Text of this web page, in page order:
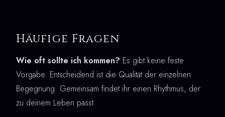
Häufige Fragen
Wie oft sollte ich kommen? Es gibt keine feste
Vorgabe. Entscheidend ist die Qualität der einzelnen
Begegnung. Gemeinsam findet ihr einen Rhythmus, der
zu deinem Leben passt.